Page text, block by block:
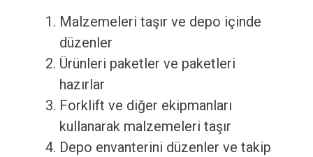
Malzemeleri taşır ve depo içinde
düzenler
Ürünleri paketler ve paketleri
hazırlar
Forklift ve diğer ekipmanları
kullanarak malzemeleri taşır
Depo envanterini düzenler ve takip